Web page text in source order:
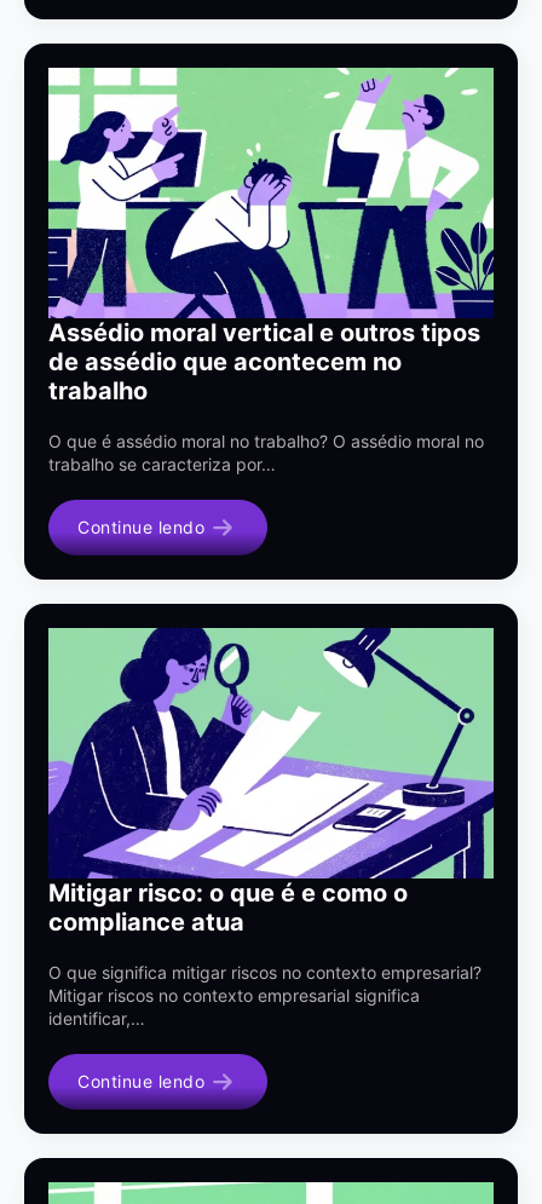
Assédio moral vertical e outros tipos
de assédio que acontecem no
trabalho
O que é assédio moral no trabalho? O assédio moral no
trabalho se caracteriza por…
Continue lendo
Mitigar risco: o que é e como o
compliance atua
O que significa mitigar riscos no contexto empresarial?
Mitigar riscos no contexto empresarial significa
identificar,…
Continue lendo